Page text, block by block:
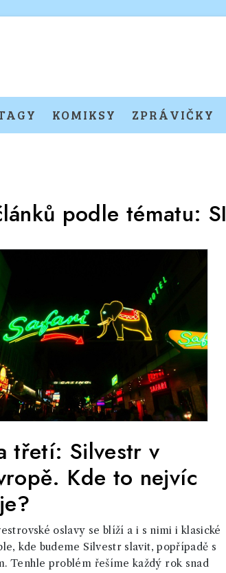
KOMIKSY ZPRÁVIČKY
podle tématu:
třetí: Silvestr v
Kde to nejvíc
oslavy se blíží a i s nimi i klasické
kde budeme Silvestr slavit, popřípadě s
Tenhle problém řešíme každý rok snad